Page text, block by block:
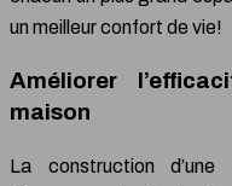
un meilleur confort de vie!
Améliorer
maison
La construction d’une